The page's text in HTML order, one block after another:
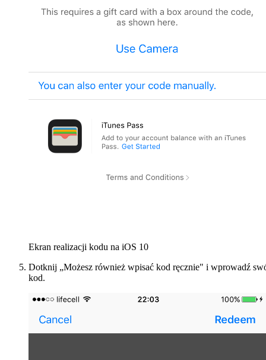
Ekran realizacji kodu na iOS 10
Dotknij „Możesz również wpisać kod ręcznie" i wprowadź
kod.